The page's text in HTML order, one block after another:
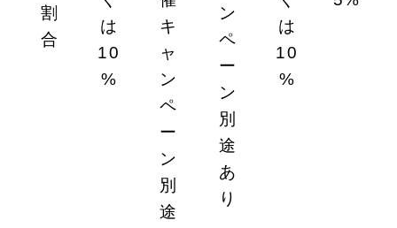
割
合
は
10
%
キ
ャ
ン
ペ
ー
ン
別
途
ン
ペ
ー
ン
別
途
あ
り
は
10
%